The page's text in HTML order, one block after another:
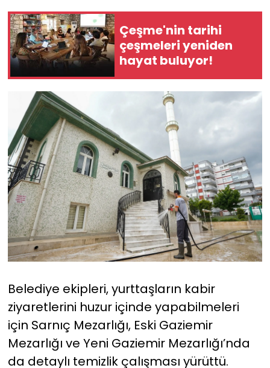
Çeşme'nin tarihi
çeşmeleri yeniden
hayat buluyor!
Belediye ekipleri, yurttaşların kabir
ziyaretlerini huzur içinde yapabilmeleri
için Sarnıç Mezarlığı, Eski Gaziemir
Mezarlığı ve Yeni Gaziemir Mezarlığı’nda
da detaylı temizlik çalışması yürüttü.